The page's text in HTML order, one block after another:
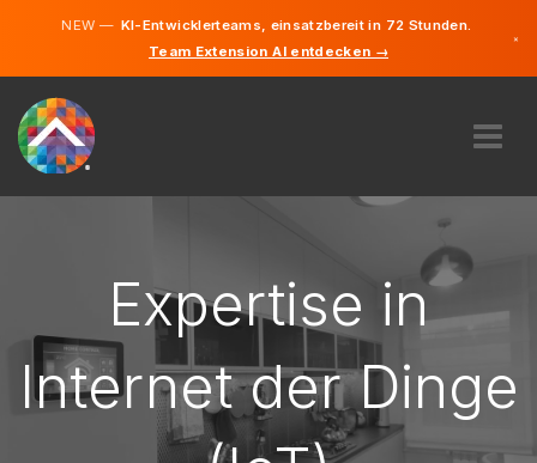
NEW —KI-Entwicklerteams, einsatzbereit in 72 Stunden.
Team Extension AI entdecken →
×
FINDEN
DEUTSCHLAND
Expertise in
Internet der Dinge